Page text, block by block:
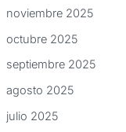
noviembre 2025
octubre 2025
septiembre 2025
agosto 2025
julio 2025